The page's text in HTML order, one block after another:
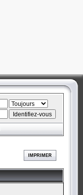
IMPRIMER